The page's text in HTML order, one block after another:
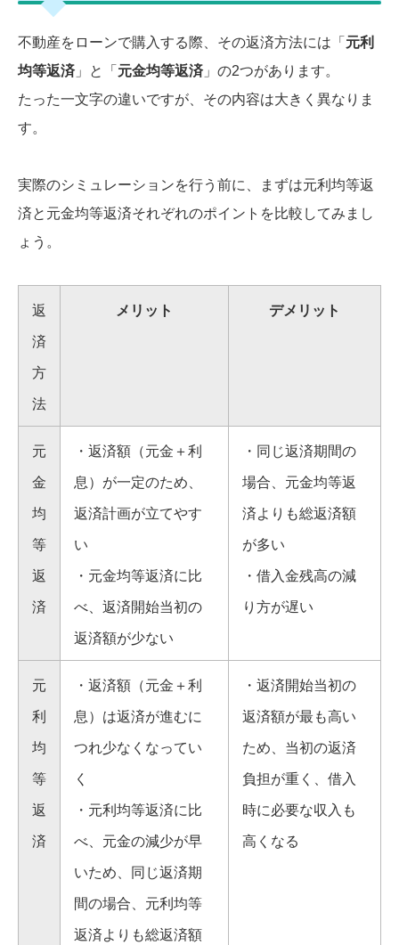
不動産をローンで購入する際、その返済方法には「 元利
均等返済 」と「 元金均等返済 」の2つがあります。
たった一文字の違いですが、その内容は大きく異なりま
す。
実際のシミュレーションを行う前に、まずは元利均等返
済と元金均等返済それぞれのポイントを比較してみまし
ょう。
返
済
方
法
メリット デメリット
元
金
均
等
返
済
・返済額（元金＋利
息）が一定のため、
返済計画が立てやす
い
・元金均等返済に比
べ、返済開始当初の
返済額が少ない
・同じ返済期間の
場合、元金均等返
済よりも総返済額
が多い
・借入金残高の減
り方が遅い
元
利
均
等
返
済
・返済額（元金＋利
息）は返済が進むに
つれ少なくなってい
く
・元利均等返済に比
べ、元金の減少が早
いため、同じ返済期
間の場合、元利均等
返済よりも総返済額
・返済開始当初の
返済額が最も高い
ため、当初の返済
負担が重く、借入
時に必要な収入も
高くなる